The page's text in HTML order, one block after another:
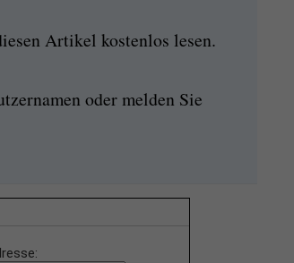
Artikel kostenlos lesen.
oder melden Sie